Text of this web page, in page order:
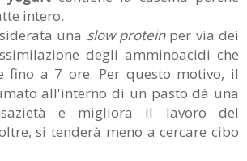
intero.
una slow proteinper via dei
degli amminoacidi che
fino a 7 ore. Per questo motivo, il
all'interno di un pasto dà una
e migliora il lavoro del
si tenderà meno a cercare cibo